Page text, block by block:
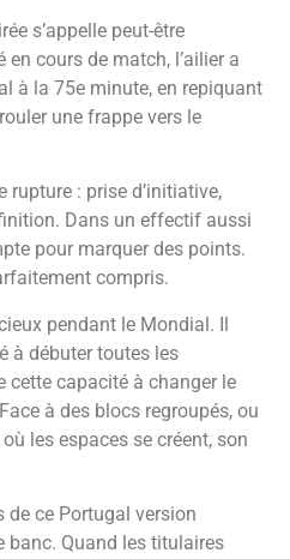
s’appelle peut-être
cours de match, l’ailier a
à la 75e minute, en repiquant
une frappe vers le
rupture : prise d’initiative,
Dans un effectif aussi
pour marquer des points.
compris.
pendant le Mondial. Il
à débuter toutes les
cette capacité à changer le
à des blocs regroupés, ou
les espaces se créent, son
de ce Portugal version
banc. Quand les titulaires